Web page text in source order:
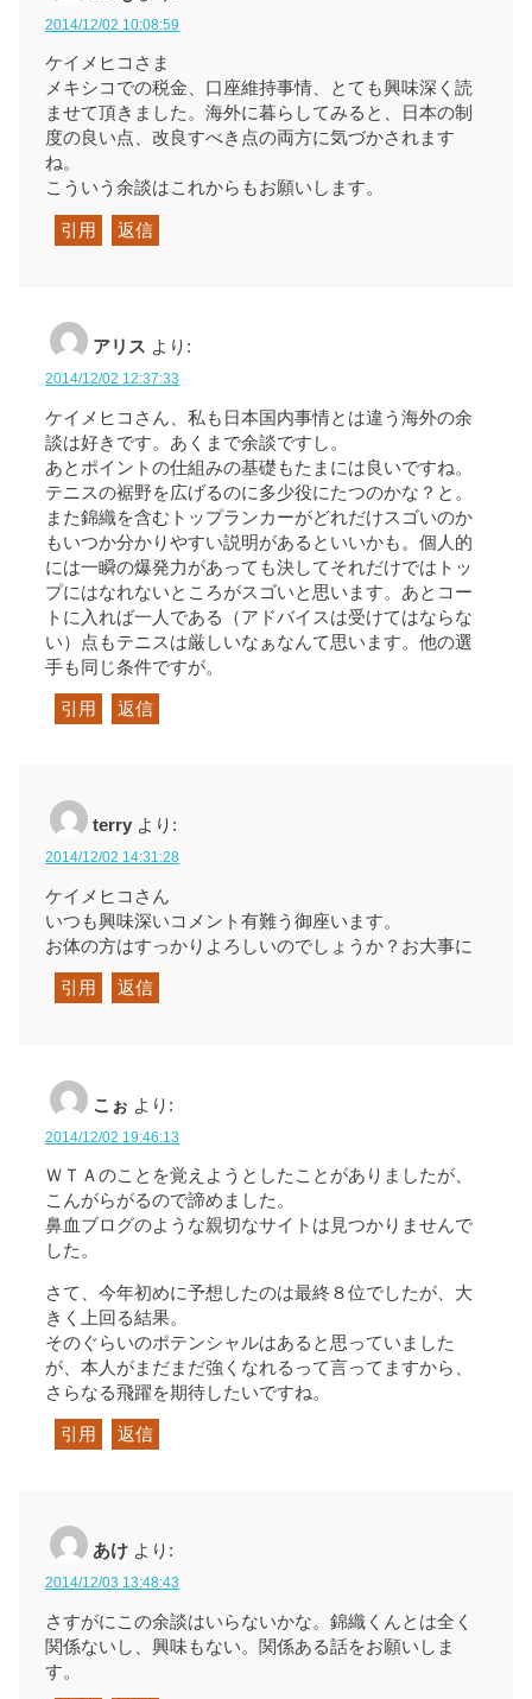
2014/12/02 10:08:59
ケイメヒコさま
メキシコでの税金、口座維持事情、とても興味深く読
ませて頂きました。海外に暮らしてみると、日本の制
度の良い点、改良すべき点の両方に気づかされます
ね。
こういう余談はこれからもお願いします。
引用 返信
アリス より:
2014/12/02 12:37:33
ケイメヒコさん、私も日本国内事情とは違う海外の余
談は好きです。あくまで余談ですし。
あとポイントの仕組みの基礎もたまには良いですね。
テニスの裾野を広げるのに多少役にたつのかな？と。
また錦織を含むトップランカーがどれだけスゴいのか
もいつか分かりやすい説明があるといいかも。個人的
には一瞬の爆発力があっても決してそれだけではトッ
プにはなれないところがスゴいと思います。あとコー
トに入れば一人である（アドバイスは受けてはならな
い）点もテニスは厳しいなぁなんて思います。他の選
手も同じ条件ですが。
引用 返信
terry より:
2014/12/02 14:31:28
ケイメヒコさん
いつも興味深いコメント有難う御座います。
お体の方はすっかりよろしいのでしょうか？お大事に
引用 返信
こぉ より:
2014/12/02 19:46:13
ＷＴＡのことを覚えようとしたことがありましたが、
こんがらがるので諦めました。
鼻血ブログのような親切なサイトは見つかりませんで
した。
さて、今年初めに予想したのは最終８位でしたが、大
きく上回る結果。
そのぐらいのポテンシャルはあると思っていました
が、本人がまだまだ強くなれるって言ってますから、
さらなる飛躍を期待したいですね。
引用 返信
あけ より:
2014/12/03 13:48:43
さすがにこの余談はいらないかな。錦織くんとは全く
関係ないし、興味もない。関係ある話をお願いしま
す。